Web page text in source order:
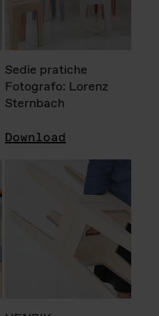
Sedie pratiche
Fotografo: Lorenz
Sternbach
Download